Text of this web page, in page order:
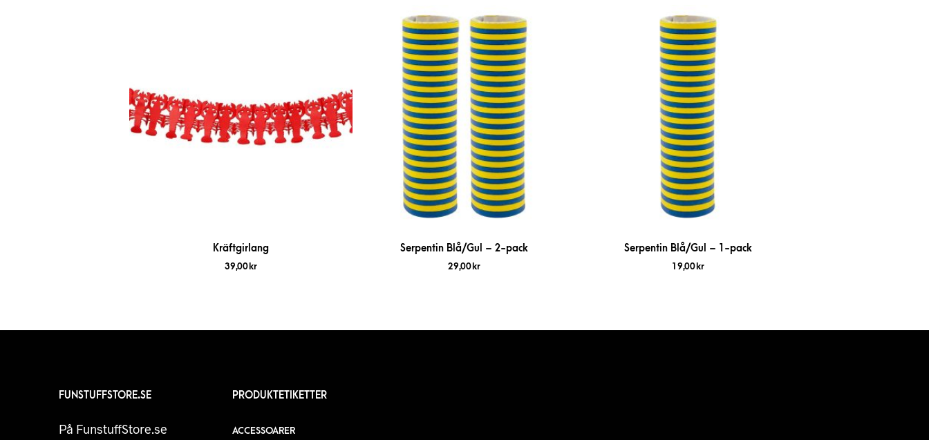
Kräftgirlang
39,00 kr
Serpentin Blå/Gul – 2-pack
29,00 kr
Serpentin Blå/Gul – 1-pack
19,00 kr
FUNSTUFFSTORE.SE
På FunstuffStore.se
PRODUKTETIKETTER
ACCESSOARER